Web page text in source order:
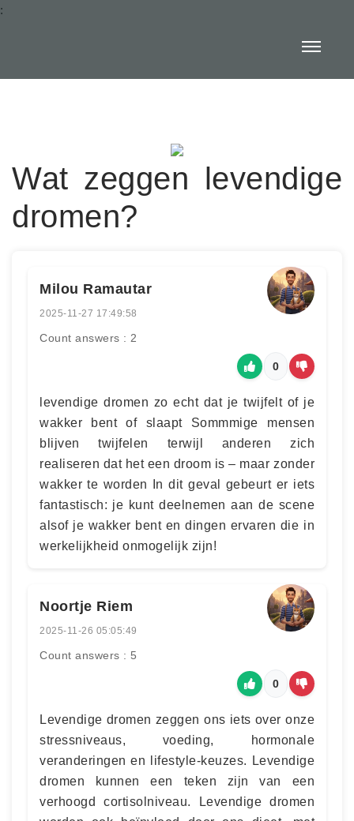
:
Wat zeggen levendige
dromen?
Milou Ramautar
2025-11-27 17:49:58
Count answers : 2
0
levendige dromen zo echt dat je twijfelt of je
wakker bent of slaapt Sommmige mensen
blijven twijfelen terwijl anderen zich
realiseren dat het een droom is – maar zonder
wakker te worden In dit geval gebeurt er iets
fantastisch: je kunt deelnemen aan de scene
alsof je wakker bent en dingen ervaren die in
werkelijkheid onmogelijk zijn!
Noortje Riem
2025-11-26 05:05:49
Count answers : 5
0
Levendige dromen zeggen ons iets over onze
stressniveaus, voeding, hormonale
veranderingen en lifestyle-keuzes. Levendige
dromen kunnen een teken zijn van een
verhoogd cortisolniveau. Levendige dromen